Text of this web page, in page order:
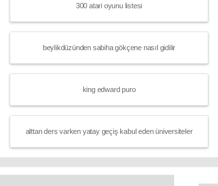
300 atari oyunu listesi
beylikdüzünden sabiha gökçene nasıl gidilir
king edward puro
alttan ders varken yatay geçiş kabul eden üniversiteler